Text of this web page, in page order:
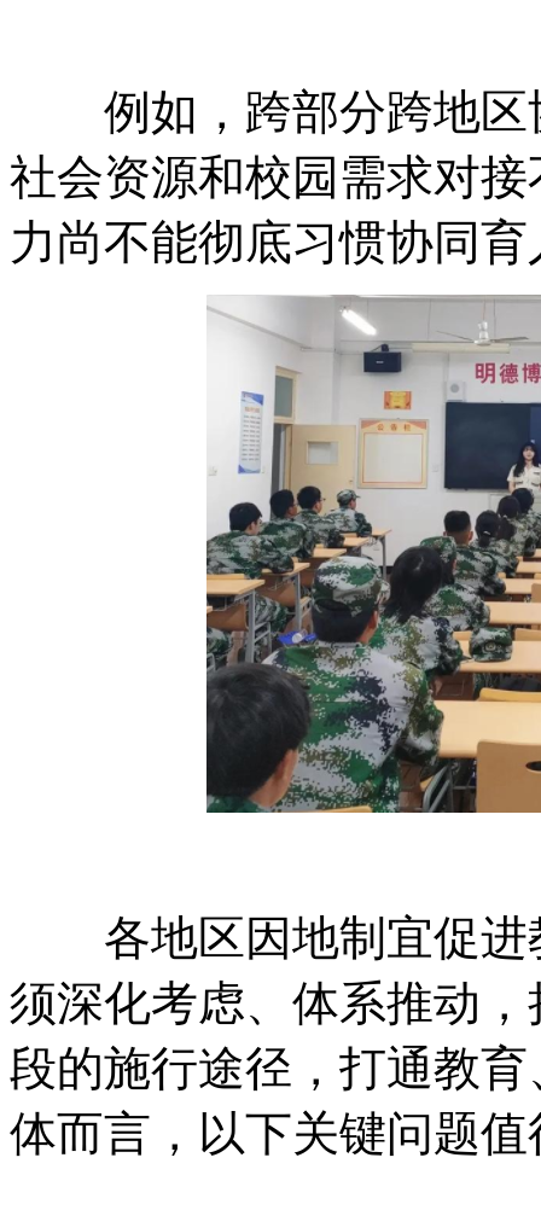
例如，跨部分跨地区
社会资源和校园需求对
力尚不能彻底习惯协同
各地区因地制宜促进
须深化考虑、体系推动
段的施行途径，打通教
体而言，以下关键问题